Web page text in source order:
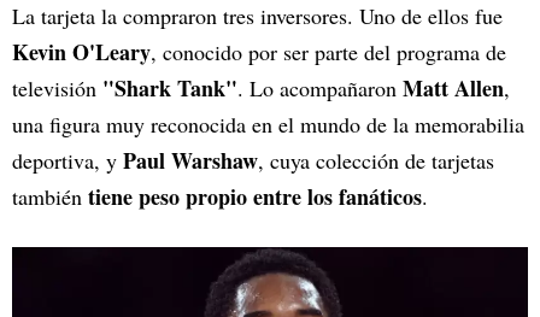
La tarjeta la compraron tres inversores. Uno de ellos fue
Kevin O'Leary, conocido por ser parte del programa de
televisión "Shark Tank". Lo acompañaron Matt Allen,
una figura muy reconocida en el mundo de la memorabilia
deportiva, y Paul Warshaw, cuya colección de tarjetas
también tiene peso propio entre los fanáticos.